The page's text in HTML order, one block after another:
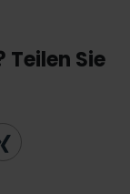
Teilen Sie